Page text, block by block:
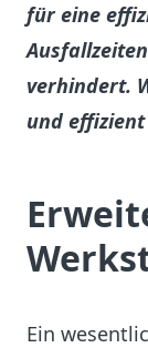
für eine
verhindert.
und
Ein